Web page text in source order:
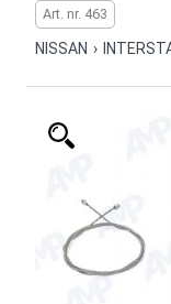
Art. nr. 463
NISSAN ›